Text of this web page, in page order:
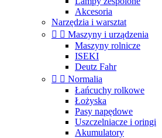
Akcesoria
Narzędzia i warsztat
  Maszyny i urządzenia
Maszyny rolnicze
ISEKI
Deutz Fahr
  Normalia
Łańcuchy rolkowe
Łożyska
Pasy napędowe
Uszczelniacze i oringi
Akumulatory